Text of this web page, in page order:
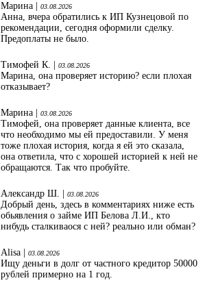
Марина | 03.08.2026
Анна, вчера обратились к ИП Кузнецовой по
рекомендации, сегодня оформили сделку.
Предоплаты не было.
Тимофей К. | 03.08.2026
Марина, она проверяет историю? если плохая
отказывает?
Марина | 03.08.2026
Тимофей, она проверяет данные клиента, все
что необходимо мы ей предоставили. У меня
тоже плохая история, когда я ей это сказала,
она ответила, что с хорошей историей к ней не
обращаются. Так что пробуйте.
Александр Ш. | 03.08.2026
Добрый день, здесь в комментариях ниже есть
обьявления о займе ИП Белова Л.И., кто
нибудь сталкиваося с ней? реально или обман?
Alisa | 03.08.2026
Ищу деньги в долг от частного кредитор 50000
рублей примерно на 1 год.